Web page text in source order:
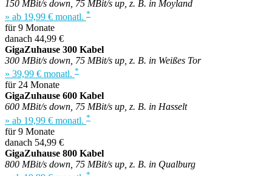
150 MBit/s down, 75 MBit/s up, z. B. in Moyland
» ab 19,99 € monatl. *
für 9 Monate
danach 44,99 €
GigaZuhause 300 Kabel
300 MBit/s down, 75 MBit/s up, z. B. in Weißes Tor
» 39,99 € monatl. *
für 24 Monate
GigaZuhause 600 Kabel
600 MBit/s down, 75 MBit/s up, z. B. in Hasselt
» ab 19,99 € monatl. *
für 9 Monate
danach 54,99 €
GigaZuhause 800 Kabel
800 MBit/s down, 75 MBit/s up, z. B. in Qualburg